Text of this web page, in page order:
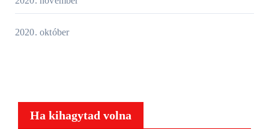
2020. október
Ha kihagytad volna